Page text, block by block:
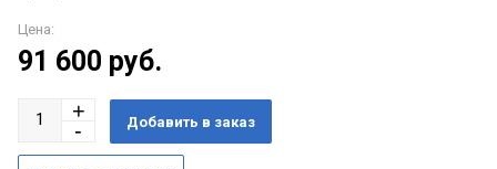
Цена:
91 600 руб.